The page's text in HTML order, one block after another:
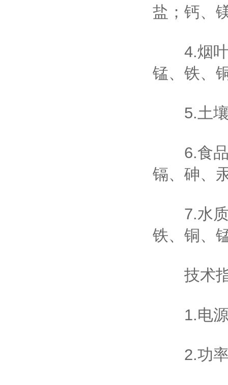
盐；钙、
4.烟叶
锰、铁、
5.土壤
6.食品(
镉、砷、
7.水质
铁、铜、
技术指
1.电源
2.功率